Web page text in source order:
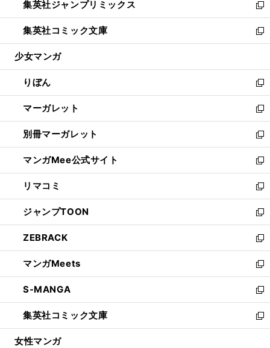
く
で
開
く
ド
ウ
で
開
ィ
ン
ド
ウ
開
く
い
ウ
ィ
ン
ウ
で
開
く
集英社ジャンプリミックス
新
し
い
ウ
ン
ド
ウ
で
開
く
集英社コミック文庫
新
し
ウ
ィ
ン
ド
ウ
で
開
く
少女マンガ
りぼん
新
し
い
ウ
ィ
ン
ド
ウ
で
開
く
マーガレット
新
し
い
ウ
ィ
ン
ド
ウ
で
開
く
別冊マーガレット
新
し
い
ウ
ィ
ン
ド
ウ
で
開
く
マンガMee公式サイト
新
し
い
ウ
ィ
ン
ド
ウ
で
開
く
リマコミ
新
し
い
ウ
ィ
ン
ド
ウ
で
開
く
ジャンプTOON
新
し
い
ウ
ィ
ン
ド
ウ
で
開
ZEBRACK
新
し
い
ウ
ィ
ン
ド
ウ
マンガMeets
新
し
い
ウ
ィ
ン
S-MANGA
新
し
い
ウ
集英社コミック文庫
新
し
女性マンガ